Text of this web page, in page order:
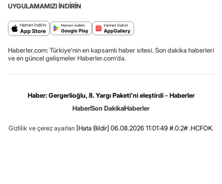
UYGULAMAMIZI İNDİRİN
Haberler.com: Türkiye’nin en kapsamlı haber sitesi. Son dakika haberleri
ve en güncel gelişmeler Haberler.com’da.
Haber: Gergerlioğlu, 8. Yargı Paketi'ni eleştirdi - Haberler
HaberSon DakikaHaberler
Gizlilik ve çerez ayarları [Hata Bildir] 06.08.2026 11:01:49 #.0.2# .HCFOK.